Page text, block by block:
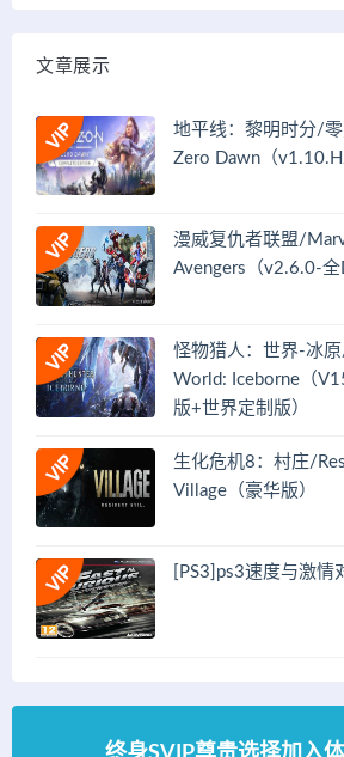
文章展示
地平线：黎明时分/
Zero Dawn（
漫威复仇者联盟/
Avengers（v2.6.0-全
怪物猎人：世界-冰
World: Iceborne（
版+世界定制版）
生化危机8：村庄/
Village（豪华版）
[PS3]ps3速度与激情